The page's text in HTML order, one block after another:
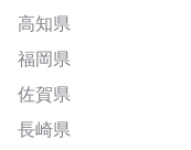
高知県
福岡県
佐賀県
長崎県